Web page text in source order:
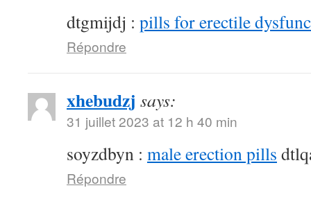
dtgmijdj : pills for erectile
Répondre
xhebudzj says:
31 juillet 2023 at 12 h 40 min
soyzdbyn : male erection pills
Répondre